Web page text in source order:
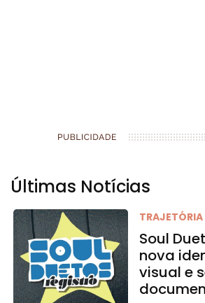
Últimas Notícias
TRAJETÓRIA
Soul
nova
visual e